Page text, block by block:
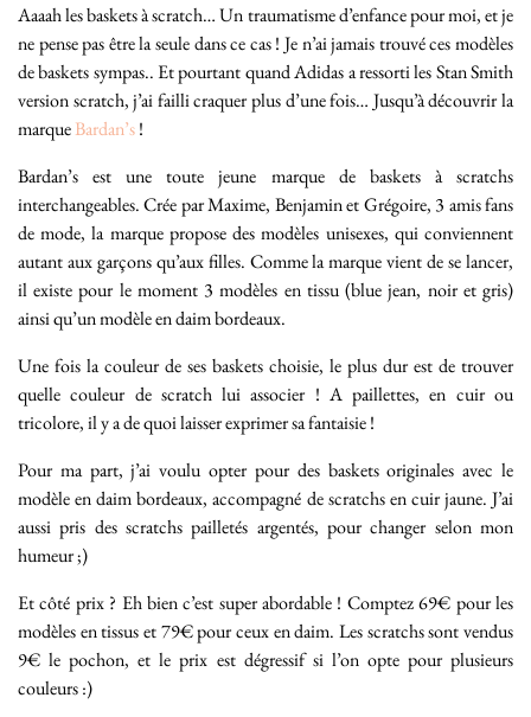
Aaaah les baskets à scratch… Un traumatisme d’enfance pour moi, et je
ne pense pas être la seule dans ce cas ! Je n’ai jamais trouvé ces modèles
de baskets sympas.. Et pourtant quand Adidas a ressorti les Stan Smith
version scratch, j’ai failli craquer plus d’une fois… Jusqu’à découvrir la
marqueBardan’s!
Bardan’s est une toute jeune marque de baskets à scratchs
interchangeables. Crée par Maxime, Benjamin et Grégoire, 3 amis fans
de mode, la marque propose des modèles unisexes, qui conviennent
autant aux garçons qu’aux filles. Comme la marque vient de se lancer,
il existe pour le moment 3 modèles en tissu (blue jean, noir et gris)
ainsi qu’un modèle en daim bordeaux.
Une fois la couleur de ses baskets choisie, le plus dur est de trouver
quelle couleur de scratch lui associer ! A paillettes, en cuir ou
tricolore, il y a de quoi laisser exprimer sa fantaisie !
Pour ma part, j’ai voulu opter pour des baskets originales avec le
modèle en daim bordeaux, accompagné de scratchs en cuir jaune. J’ai
aussi pris des scratchs pailletés argentés, pour changer selon mon
humeur ;)
Et côté prix ? Eh bien c’est super abordable ! Comptez 69€ pour les
modèles en tissus et 79€ pour ceux en daim. Les scratchs sont vendus
9€ le pochon, et le prix est dégressif si l’on opte pour plusieurs
couleurs :)